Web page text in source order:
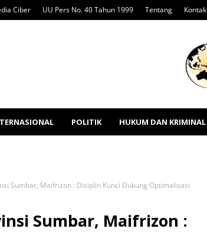
Ciber UU Pers No. 40 Tahun 1999 Tentang Kontak
POLITIK HUKUM DAN KRIMINAL
Sumbar, Maifrizon : Disiplin Kunci Dukung Optimalisasi
Sumbar, Maifrizon :